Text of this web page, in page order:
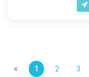
« 1 2 3